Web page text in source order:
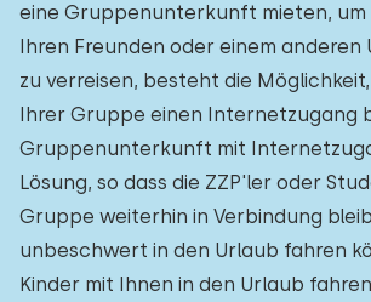
eine Gruppenunterkunft mieten, um
Ihren Freunden oder einem anderen
zu verreisen, besteht die
Ihrer Gruppe einen Internetzugang
Gruppenunterkunft mit
Lösung, so dass die ZZP'ler oder
Gruppe weiterhin in Verbindung
unbeschwert in den Urlaub fahren
Kinder mit Ihnen in den Urlaub